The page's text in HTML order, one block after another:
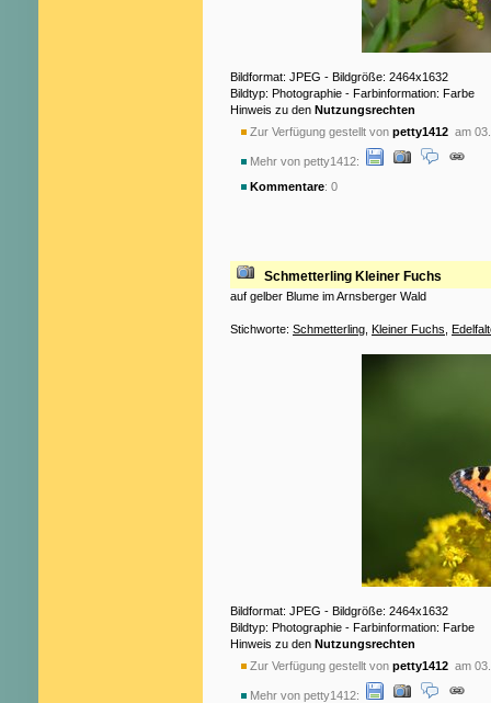
Bildformat: JPEG - Bildgröße: 2464x1632
Bildtyp: Photographie - Farbinformation: Farbe
Hinweis zu den Nutzungsrechten
Zur Verfügung gestellt von petty1412 am
Mehr von petty1412:
Kommentare: 0
Schmetterling Kleiner Fuchs
auf gelber Blume im Arnsberger Wald
Stichworte: Schmetterling Kleiner Fuchs
Bildformat: JPEG - Bildgröße: 2464x1632
Bildtyp: Photographie - Farbinformation: Farbe
Hinweis zu den Nutzungsrechten
Zur Verfügung gestellt von petty1412 am
Mehr von petty1412: